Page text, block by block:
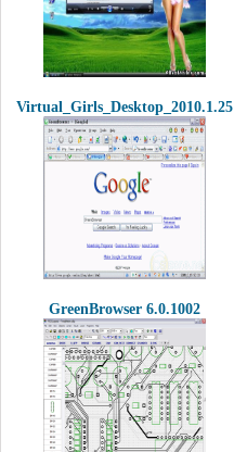
Virtual_Girls_Desktop_2010.1.25
GreenBrowser 6.0.1002